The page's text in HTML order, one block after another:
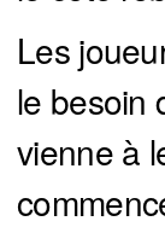
Les
le besoin
vienne à